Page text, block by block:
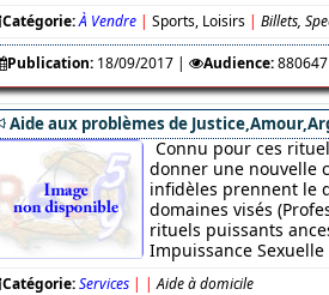
Catégorie:À Vendre | Sports, Loisirs | Billets,
Publication: 18/09/2017| Audience: 880647
Aide aux problèmes de
Connu pour ces
donner une nouvelle
infidèles prennent le
domaines visés
rituels puissants
Impuissance Sexuelle
Catégorie: Services | | Aide à domicile